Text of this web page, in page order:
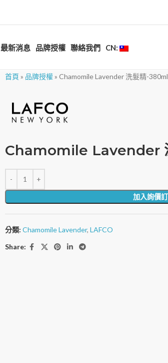
最新消息 品牌授權 聯絡我們 CN:
首頁 » 品牌授權» Chamomile Lavender 洗髮精-380ml
Chamomile Lavender
加入詢價
分類: Chamomile Lavender, LAFCO
Share: